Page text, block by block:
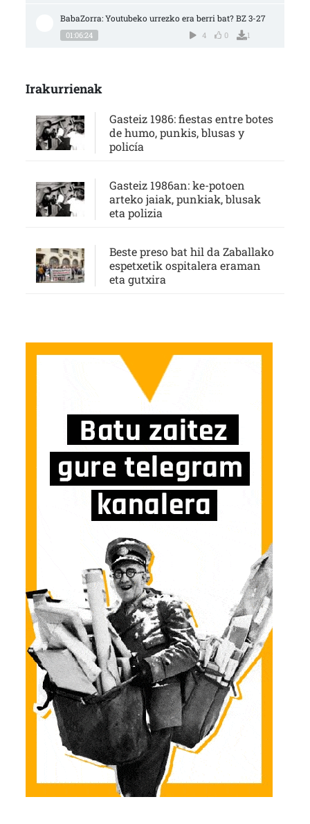
BabaZorra: Youtubeko urrezko era berri bat? BZ 3-27
01:06:24 4 0 1
Irakurrienak
Gasteiz 1986: fiestas entre botes
de humo, punkis, blusas y
policía
Gasteiz 1986an: ke-potoen
arteko jaiak, punkiak, blusak
eta polizia
Beste preso bat hil da Zaballako
espetxetik ospitalera eraman
eta gutxira